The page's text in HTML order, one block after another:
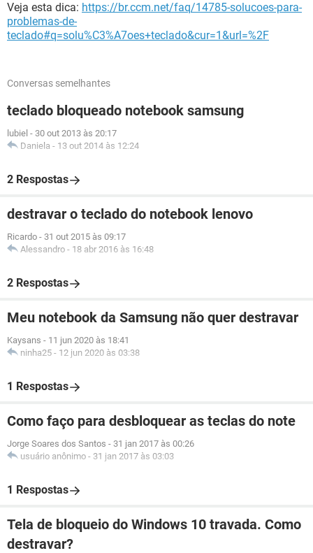
Veja esta dica: https://br.ccm.net/faq/14785-solucoes-para-
problemas-de-
teclado#q=solu%C3%A7oes+teclado&cur=1&url=%2F
Conversas semelhantes
teclado bloqueado notebook samsung
lubiel - 30 out 2013 às 20:17
Daniela - 13 out 2014 às 12:24
2 Respostas
destravar o teclado do notebook lenovo
Ricardo - 31 out 2015 às 09:17
Alessandro - 18 abr 2016 às 16:48
2 Respostas
Meu notebook da Samsung não quer destravar
Kaysans - 11 jun 2020 às 18:41
ninha25 - 12 jun 2020 às 03:38
1 Respostas
Como faço para desbloquear as teclas do note
Jorge Soares dos Santos - 31 jan 2017 às 00:26
usuário anônimo - 31 jan 2017 às 03:03
1 Respostas
Tela de bloqueio do Windows 10 travada. Como
destravar?